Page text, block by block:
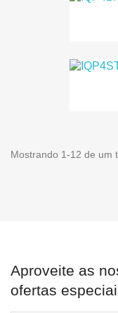
Mostrando 1-12 de um
Aproveite as
ofertas